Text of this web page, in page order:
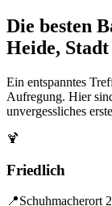
Die besten
Heide, Stadt
Ein entspanntes
Aufregung. Hier
unvergessliches
🍹
Friedlich
📍Schuhmacherort